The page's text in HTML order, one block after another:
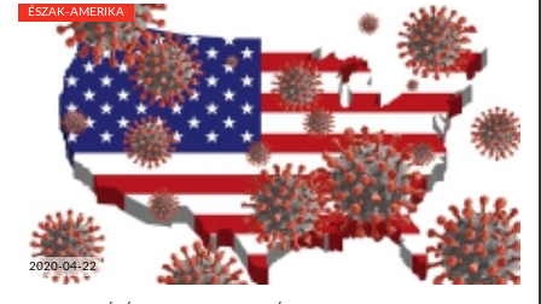
GLOBOBOOK
2020-04-22
ÉSZAK-AMERIKA